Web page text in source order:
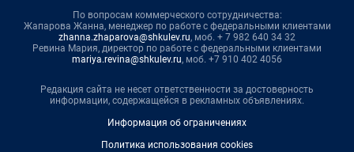
По вопросам коммерческого сотрудничества:
Жапарова Жанна, менеджер по работе с федеральными клиентами
zhanna.zhaparova@shkulev.ru, моб. + 7 982 640 34 32
Ревина Мария, директор по работе с федеральными клиентами
mariya.revina@shkulev.ru, моб. +7 910 402 4056
Редакция сайта не несет ответственности за достоверность
информации, содержащейся в рекламных объявлениях.
Информация об ограничениях
Политика использования cookies